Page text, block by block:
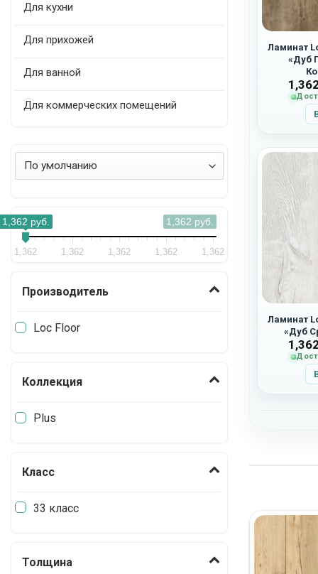
Для кухни
Для прихожей
Для ванной
Для коммерческих помещений
Сортировка товаров
1,362 руб.
1,362 руб.
1,362 1,362 1,362 1,362 1,362
Производитель
Loc Floor
Коллекция
Plus
Класс
33 класс
Толщина
Ламинат
«Дуб
Ламинат
«Дуб